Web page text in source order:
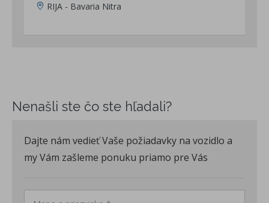
RIJA - Bavaria Nitra
Nenašli ste čo ste hľadali?
Dajte nám vedieť Vaše požiadavky na vozidlo a
my Vám zašleme ponuku priamo pre Vás